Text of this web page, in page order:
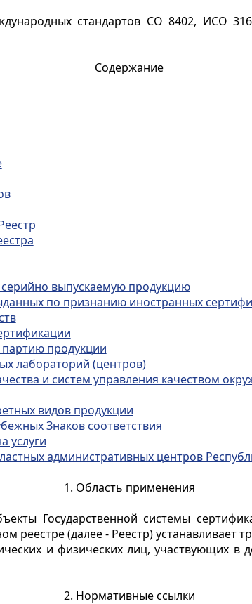
стандартов СО 8402, ИСО
Содержание
серийно выпускаемую продукцию
по признанию иностранных
партию продукции
лабораторий (центров)
и систем управления качеством
видов продукции
Знаков соответствия
услуги
административных центров
1. Область применения
Государственной системы
реестре (далее - Реестр) устанавливает
и физических лиц, участвующих в
2. Нормативные ссылки